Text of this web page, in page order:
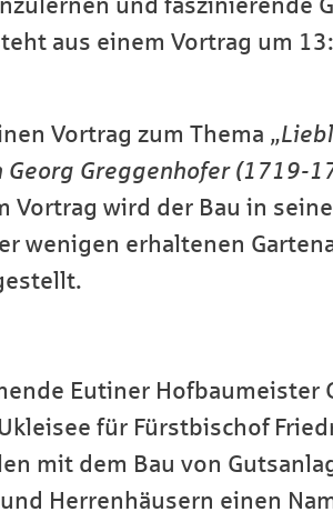
und faszinierende
aus einem Vortrag um
Vortrag zum Thema
Georg Greggenhofer (1719-
Vortrag wird der Bau in
wenigen erhaltenen
Eutiner Hofbaumeister
für Fürstbischof
mit dem Bau von
Herrenhäusern einen